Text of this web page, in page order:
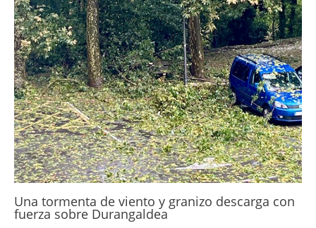
Una tormenta de viento y granizo descarga con
fuerza sobre Durangaldea